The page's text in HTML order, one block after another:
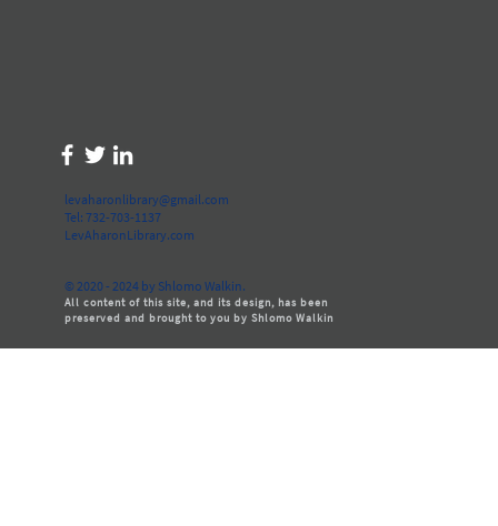
levaharonlibrary@gmail.com
Tel: 732-703-1137
LevAharonLibrary.com
© 2020 - 2024 by Shlomo Walkin.
All content of this site, and its design, has been
preserved and brought to you by Shlomo Walkin